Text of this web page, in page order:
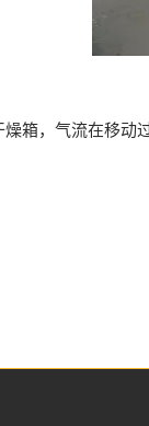
箱，气流在移